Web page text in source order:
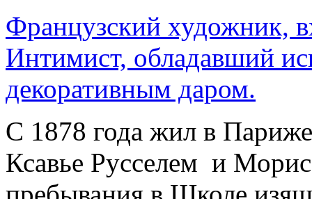
Французский художник,
Интимист, обладавший
декоративным даром.
С 1878 года жил в
Ксавье Русселем и